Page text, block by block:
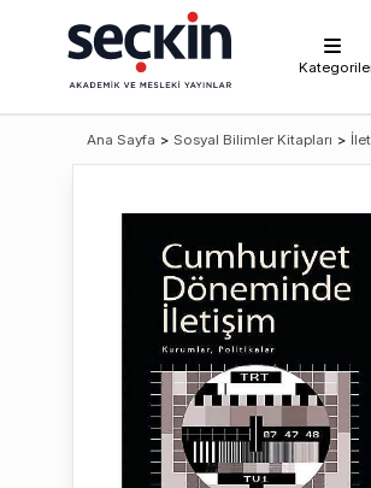
Ana Sayfa > Sosyal Bilimler Kitapları >